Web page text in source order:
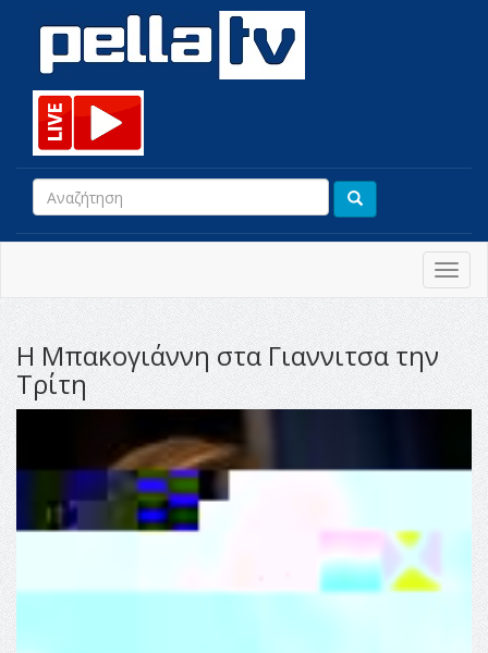
Η Μπακογιάννη στα Γιαννιτσα την
Τρίτη